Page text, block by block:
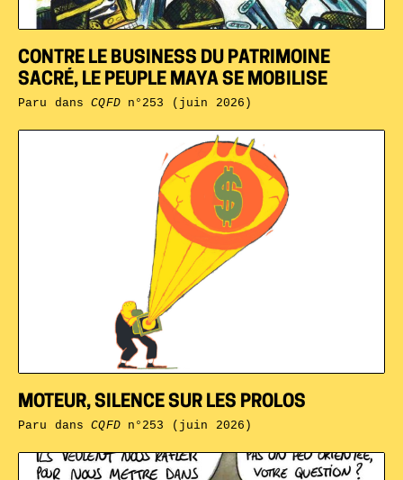
MOTEUR, SILENCE SUR LES PROLOS
Paru dansCQFDn°253 (juin 2026)
CONTRE LE BUSINESS DU PATRIMOINE
SACRÉ, LE PEUPLE MAYA SE MOBILISE
Paru dansCQFDn°253 (juin 2026)